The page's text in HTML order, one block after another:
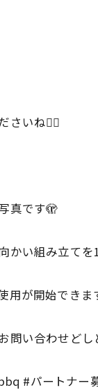
いね👍🏻
真です🫣
い組み立て
が開始できま
問い合わせど
#パートナー